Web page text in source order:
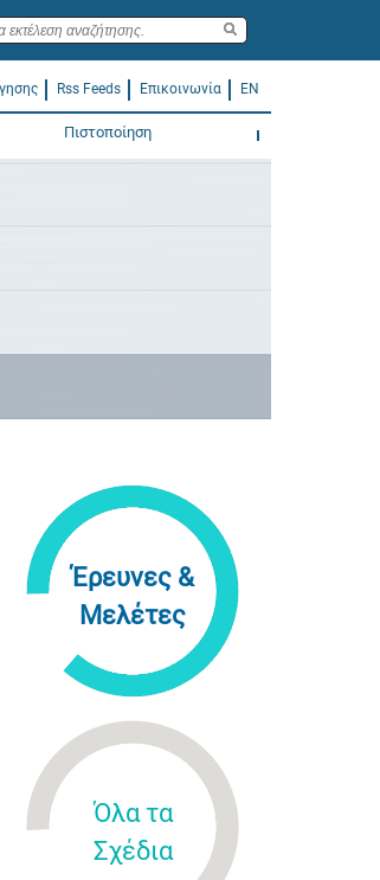
Rss Feeds Επικοινωνία EN
Πιστοποίηση
Έρευνες &
Μελέτες
Όλα τα
Σχέδια